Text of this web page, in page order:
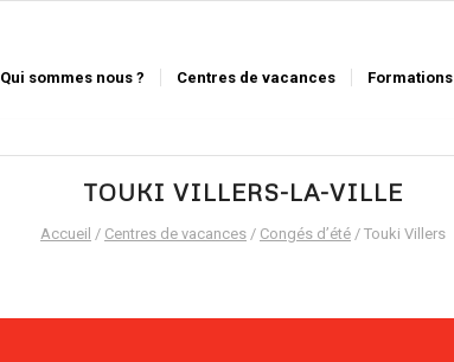
Qui sommes nous ? Centres de vacances Formations
TOUKI VILLERS-LA-VILLE
Accueil / Centres de vacances / Congés d’été / Touki Villers